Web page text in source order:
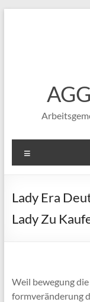
Lady Era
Lady Zu
Weil bewegung
formveränderung